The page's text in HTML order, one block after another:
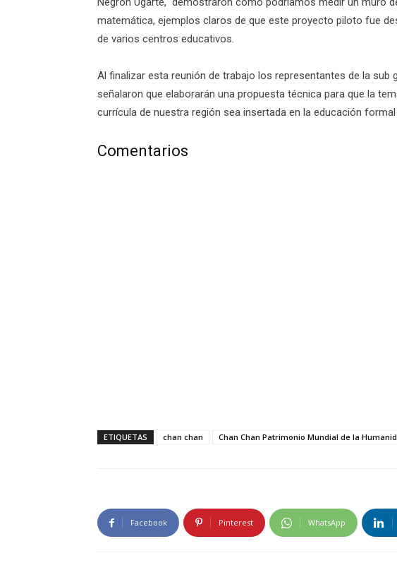
matemática, ejemplos claros de que este proyecto piloto fue
de varios centros educativos.
Al finalizar esta reunión de trabajo los representantes de la sub
señalaron que elaborarán una propuesta técnica para que la
currícula de nuestra región sea insertada en la educación
Comentarios
ETIQUETAS chan chan Chan Chan Patrimonio Mundial de la
Facebook Pinterest WhatsApp